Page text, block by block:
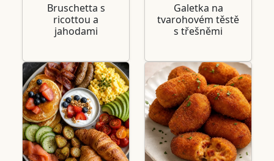
Bruschetta s
ricottou a
jahodami
Galetka na
tvarohovém těstě
s třešněmi